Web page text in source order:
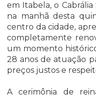
em Itabela, o
na manhã desta
centro da cidade,
completamente
um momento
28 anos de atuação
preços justos e
A cerimônia de